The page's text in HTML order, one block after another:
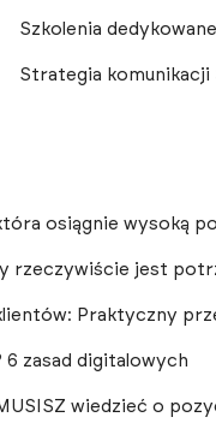
Szkolenia dedykowane
Strategia komunikacji
osiągnie wysoką
rzeczywiście jest
Praktyczny
zasad digitalowych
wiedzieć o